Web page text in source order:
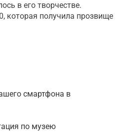
в его творчестве.
которая получила прозвище
смартфона в
по музею